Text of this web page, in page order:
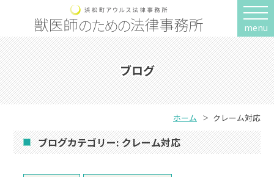
menu
ブログ
ホーム クレーム対応
ブログカテゴリー:クレーム対応